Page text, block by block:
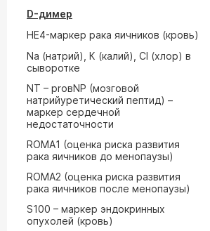
D-димер
HE4-маркер рака яичников (кровь)
Na (натрий), К (калий), Cl (хлор) в
сыворотке
NT – proвNP (мозговой
натрийуретический пептид) –
маркер сердечной
недостаточности
ROMA1 (оценка риска развития
рака яичников до менопаузы)
ROMA2 (оценка риска развития
рака яичников после менопаузы)
S100 – маркер эндокринных
опухолей (кровь)